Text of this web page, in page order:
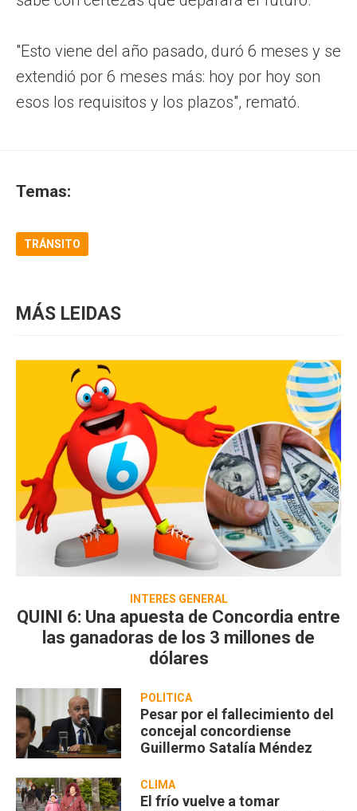
"Esto viene del año pasado, duró 6 meses y se
extendió por 6 meses más: hoy por hoy son
esos los requisitos y los plazos", remató.
Temas:
TRÁNSITO
MÁS LEIDAS
INTERÉS GENERAL
QUINI 6: Una apuesta de Concordia entre
las ganadoras de los 3 millones de
dólares
POLÍTICA
Pesar por el fallecimiento del
concejal concordiense
Guillermo Satalía Méndez
CLIMA
El frío vuelve a tomar